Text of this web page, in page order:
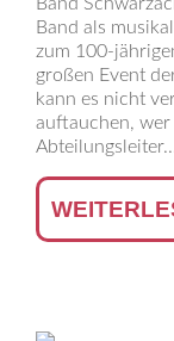
Band als
zum 100-
großen Event
kann es nicht
auftauchen, wer